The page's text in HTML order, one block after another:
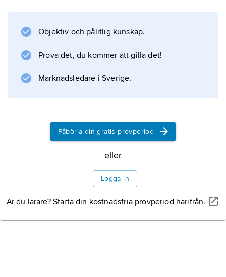
Information om artikeln
Objektiv och pålitlig kunskap.
Prova det, du kommer att gilla det!
Marknadsledare i Sverige.
Påbörja din gratis provperiod
eller
Logga in
Är du lärare? Starta din kostnadsfria provperiod härifrån.